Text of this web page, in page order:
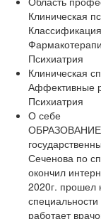
Клиническая
Психиатрия
Клиническая
Аффективные
Психиатрия
О себе
ОБРАЗОВАНИЕ:
Сеченова по
окончил
2020г. прошел
работает